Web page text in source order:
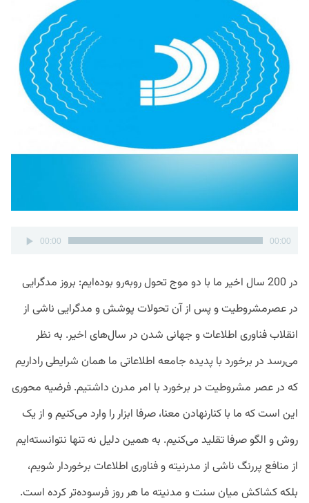
پخش‌کننده
00:00 00:00
در 200 سال اخیر ما با دو موج تحول روبه‌رو بوده‌ایم: بروز مدگرایی
در عصرمشروطیت و پس از آن تحولات پوشش و مدگرایی ناشی از
انقلاب فناوری اطلاعات و جهانی شدن در سال‌های اخیر. به نظر
می‌رسد در برخورد با پدیده جامعه اطلاعاتی ما همان شرایطی راداریم
که در عصر مشروطیت در برخورد با امر مدرن داشتیم. فرضیه محوری
این است که ما با کنارنهادن معنا، صرفا ابزار را وارد می‌کنیم و از یک
روش و الگو صرفا تقلید می‌کنیم. به همین دلیل نه تنها نتوانسته‌ایم
از منافع پررنگ ناشی از مدرنیته و فناوری اطلاعات برخوردار شویم،
بلکه کشاکش میان سنت و مدنیته ما هر روز فرسوده‌تر کرده است.